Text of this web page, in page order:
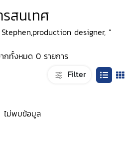
สนเทศ
designer, ”
กทั้งหมด 0 รายการ
Filter
ไม่พบข้อมูล